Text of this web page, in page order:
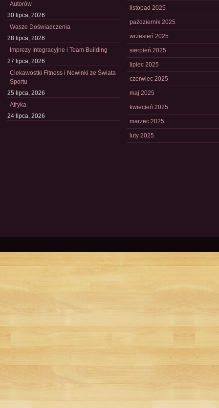
Autorów
30 lipca, 2026
Wasze Doświadczenia
28 lipca, 2026
Imprezy Integracyjne i Team Building
27 lipca, 2026
Ciekawostki Fitness i Nowinki ze Świata
Sportu
25 lipca, 2026
Afryka
24 lipca, 2026
listopad 2025
październik 2025
wrzesień 2025
sierpień 2025
lipiec 2025
czerwiec 2025
maj 2025
kwiecień 2025
marzec 2025
luty 2025